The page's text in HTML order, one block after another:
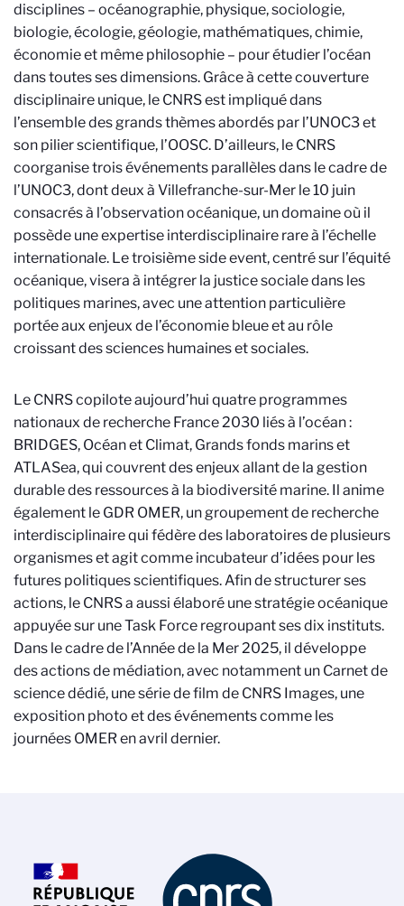
disciplines – océanographie, physique, sociologie,
biologie, écologie, géologie, mathématiques, chimie,
économie et même philosophie – pour étudier l’océan
dans toutes ses dimensions. Grâce à cette couverture
disciplinaire unique, le CNRS est impliqué dans
l’ensemble des grands thèmes abordés par l’UNOC3 et
son pilier scientifique, l’OOSC. D’ailleurs, le CNRS
coorganise trois événements parallèles dans le cadre de
l’UNOC3, dont deux à Villefranche-sur-Mer le 10 juin
consacrés à l’observation océanique, un domaine où il
possède une expertise interdisciplinaire rare à l’échelle
internationale. Le troisième side event, centré sur l’équité
océanique, visera à intégrer la justice sociale dans les
politiques marines, avec une attention particulière
portée aux enjeux de l’économie bleue et au rôle
croissant des sciences humaines et sociales.
Le CNRS copilote aujourd’hui quatre programmes
nationaux de recherche France 2030 liés à l’océan :
BRIDGES, Océan et Climat, Grands fonds marins et
ATLASea, qui couvrent des enjeux allant de la gestion
durable des ressources à la biodiversité marine. Il anime
également le GDR OMER, un groupement de recherche
interdisciplinaire qui fédère des laboratoires de plusieurs
organismes et agit comme incubateur d’idées pour les
futures politiques scientifiques. Afin de structurer ses
actions, le CNRS a aussi élaboré une stratégie océanique
appuyée sur une Task Force regroupant ses dix instituts.
Dans le cadre de l’Année de la Mer 2025, il développe
des actions de médiation, avec notamment un Carnet de
science dédié, une série de film de CNRS Images, une
exposition photo et des événements comme les
journées OMER en avril dernier.